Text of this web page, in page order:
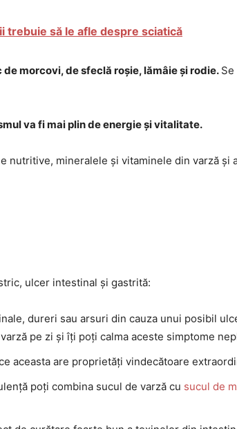
trebuie să le afle despre sciatică
morcovi, de sfeclă roșie, lămâie și rodie. Se
va fi mai plin de energie și vitalitate.
nutritive, mineralele și vitaminele din varză și
ulcer intestinal și gastrită:
dureri sau arsuri din cauza unui posibil
pe zi și îți poți calma aceste simptome
aceasta are proprietăți vindecătoare
poți combina sucul de varză cu sucul de